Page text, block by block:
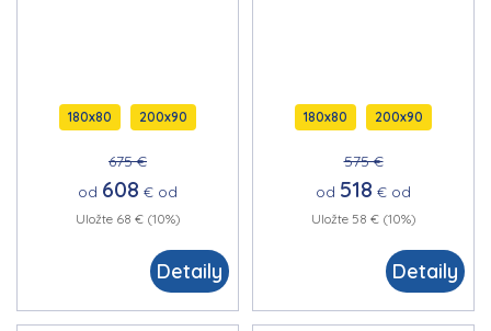
180x80 200x90
675 €
od 608 € od
Uložte 68 € (10%)
Detaily
180x80 200x90
575 €
od 518 € od
Uložte 58 € (10%)
Detaily